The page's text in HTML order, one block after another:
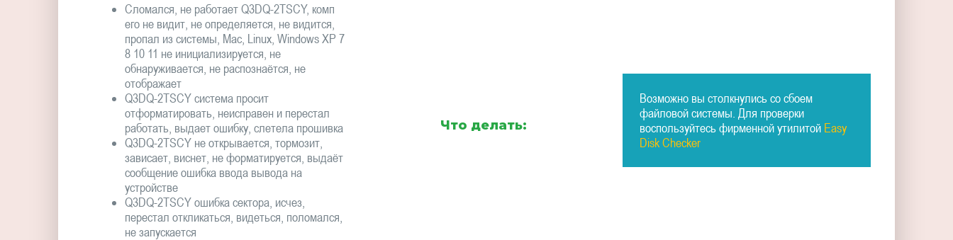
Сломался, не работает Q3DQ-2TSCY, комп
его не видит, не определяется, не видится,
пропал из системы, Mac, Linux, Windows XP 7
8 10 11 не инициализируется, не
обнаруживается, не распознаётся, не
отображает
Q3DQ-2TSCY система просит
отформатировать, неисправен и перестал
работать, выдает ошибку, слетела прошивка
Q3DQ-2TSCY не открывается, тормозит,
зависает, виснет, не форматируется, выдаёт
сообщение ошибка ввода вывода на
устройстве
Q3DQ-2TSCY ошибка сектора, исчез,
перестал откликаться, видеться, поломался,
не запускается
Что делать:
Возможно вы столкнулись со сбоем
файловой системы. Для проверки
воспользуйтесь фирменной утилитой Easy
Disk Checker